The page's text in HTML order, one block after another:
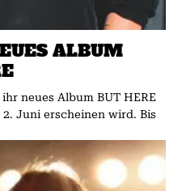
ALBUM
neues Album BUT HERE
2. Juni erscheinen wird. Bis